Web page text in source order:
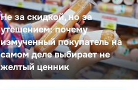
Не за скидкой, но за
утешением: почему
измученный покупатель на
самом деле выбирает не
желтый ценник